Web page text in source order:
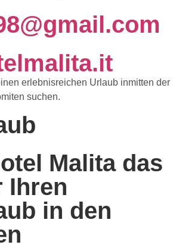
erlebnisreichen Urlaub inmitten der
suchen.
Malita das
Ihren
in den